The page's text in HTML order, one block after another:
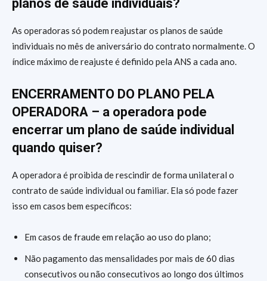
planos de saúde individuais?
As operadoras só podem reajustar os planos de saúde
individuais no mês de aniversário do contrato normalmente. O
índice máximo de reajuste é definido pela ANS a cada ano.
ENCERRAMENTO DO PLANO PELA
OPERADORA – a operadora pode
encerrar um plano de saúde individual
quando quiser?
A operadora é proibida de rescindir de forma unilateral o
contrato de saúde individual ou familiar. Ela só pode fazer
isso em casos bem específicos:
Em casos de fraude em relação ao uso do plano;
Não pagamento das mensalidades por mais de 60 dias
consecutivos ou não consecutivos ao longo dos últimos